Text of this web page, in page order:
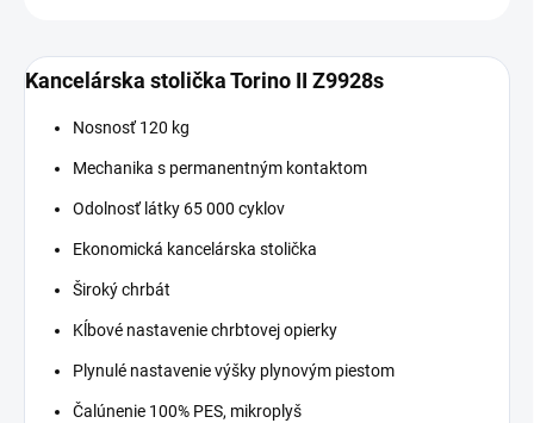
Kancelárska stolička Torino II Z9928s
Nosnosť 120 kg
Mechanika s permanentným kontaktom
Odolnosť látky 65 000 cyklov
Ekonomická kancelárska stolička
Široký chrbát
Kĺbové nastavenie chrbtovej opierky
Plynulé nastavenie výšky plynovým piestom
Čalúnenie 100% PES, mikroplyš